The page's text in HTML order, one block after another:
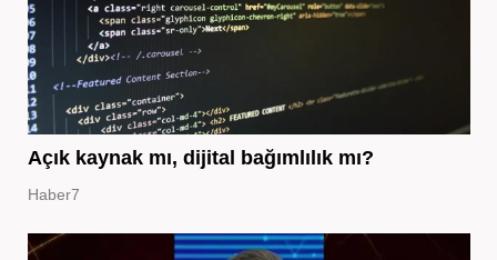
Açık kaynak mı, dijital bağımlılık mı?
Haber7